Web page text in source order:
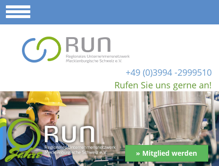
+49 (0)3994 -2999510
Rufen Sie uns gerne an!
» Mitglied werden